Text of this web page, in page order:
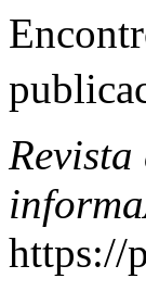
https://